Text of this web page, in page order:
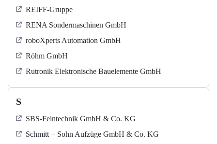
REIFF-Gruppe
RENA Sondermaschinen GmbH
roboXperts Automation GmbH
Röhm GmbH
Rutronik Elektronische Bauelemente GmbH
S
SBS-Feintechnik GmbH & Co. KG
Schmitt + Sohn Aufzüge GmbH & Co. KG